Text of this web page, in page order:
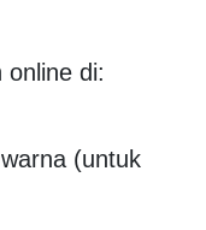
di:
(untuk